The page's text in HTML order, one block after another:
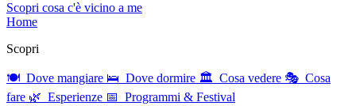
Scopri cosa c'è vicino a me
Home
Scopri
🍽 Dove mangiare 🛌 Dove dormire 🏛 Cosa vedere 🎭 Cosa
fare 🌿 Esperienze 📅 Programmi & Festival